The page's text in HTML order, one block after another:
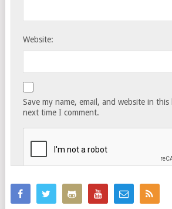
Website:
Save my name, email, and website in
next time I comment.